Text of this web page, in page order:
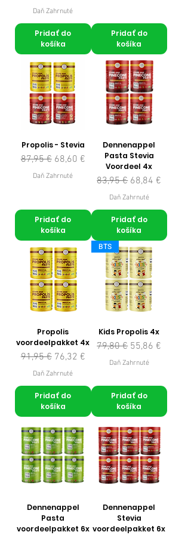
Daň Zahrnuté
Pridať do
košíka
Pridať do
košíka
Propolis - Stevia
Normálna cena
87,95 € Zľavnená cena
68,60 €
Daň Zahrnuté
Pridať do
košíka
Dennenappel
Pasta Stevia
Voordeel 4x
Normálna cena
83,95 € Zľavnená cena
68,84 €
Daň Zahrnuté
Pridať do
košíka
Propolis
voordeelpakket 4x
Normálna cena
91,95 € Zľavnená cena
76,32 €
Daň Zahrnuté
Pridať do
košíka
BTS
Kids Propolis 4x
Normálna cena
79,80 € Zľavnená cena
55,86 €
Daň Zahrnuté
Pridať do
košíka
Dennenappel
Pasta
voordeelpakket 6x
Dennenappel
Stevia
voordeelpakket 6x